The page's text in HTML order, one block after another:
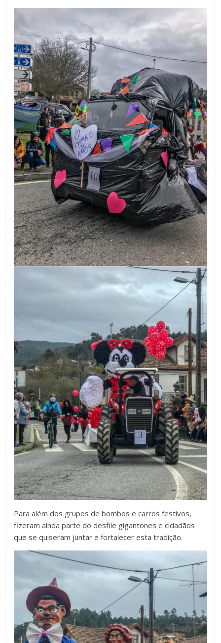
Para além dos grupos de bombos e carros festivos,
fizeram ainda parte do desfile gigantones e cidadãos
que se quiseram juntar e fortalecer esta tradição.